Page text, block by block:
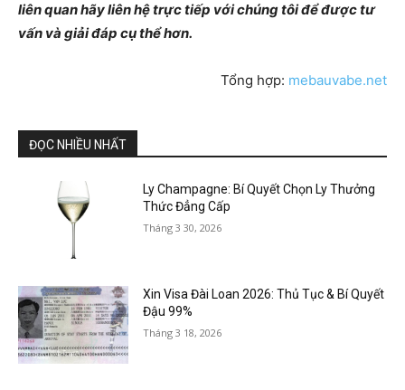
liên quan hãy liên hệ trực tiếp với chúng tôi để được tư
vấn và giải đáp cụ thể hơn.
Tổng hợp: mebauvabe.net
ĐỌC NHIỀU NHẤT
Ly Champagne: Bí Quyết Chọn Ly Thưởng
Thức Đẳng Cấp
Tháng 3 30, 2026
Xin Visa Đài Loan 2026: Thủ Tục & Bí Quyết
Đậu 99%
Tháng 3 18, 2026